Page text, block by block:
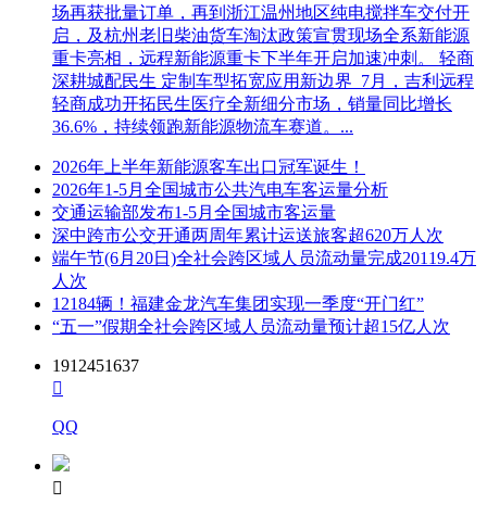
场再获批量订单，再到浙江温州地区纯电搅拌车交付开
启，及杭州老旧柴油货车淘汰政策宣贯现场全系新能源
重卡亮相，远程新能源重卡下半年开启加速冲刺。 轻商
深耕城配民生 定制车型拓宽应用新边界 7月，吉利远程
轻商成功开拓民生医疗全新细分市场，销量同比增长
36.6%，持续领跑新能源物流车赛道。...
2026年上半年新能源客车出口冠军诞生！
2026年1-5月全国城市公共汽电车客运量分析
交通运输部发布1-5月全国城市客运量
深中跨市公交开通两周年累计运送旅客超620万人次
端午节(6月20日)全社会跨区域人员流动量完成20119.4万
人次
12184辆！福建金龙汽车集团实现一季度“开门红”
“五一”假期全社会跨区域人员流动量预计超15亿人次
1912451637

QQ
